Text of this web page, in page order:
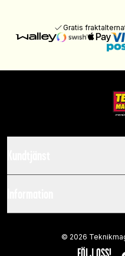
Gratis
© 2026